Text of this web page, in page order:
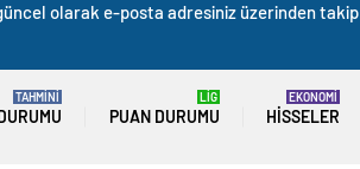
olarak e-posta adresiniz üzerinden takip
TAHMİNİ
PUAN DURUMU
LİG
HISSELER
EKONOMİ